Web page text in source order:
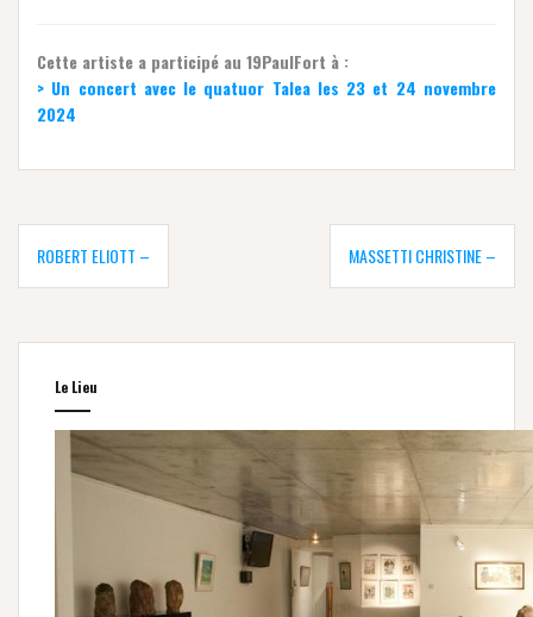
Cette artiste a participé au 19PaulFort à :
> Un concert avec le quatuor Talea les 23 et 24 novembre
2024
Navigation
ROBERT ELIOTT – MASSETTI CHRISTINE –
Le Lieu